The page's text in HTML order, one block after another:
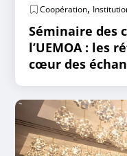
Coopération,
Séminaire des
l’UEMOA : les
cœur des